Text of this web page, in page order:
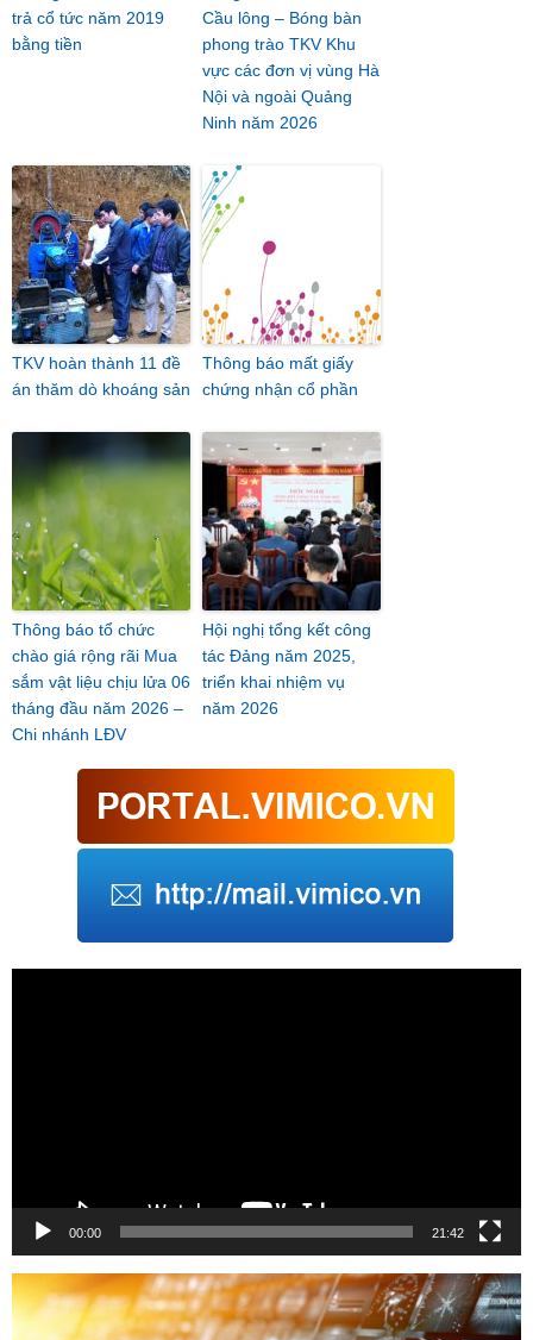
trả cổ tức năm 2019
bằng tiền
Cầu lông – Bóng bàn
phong trào TKV Khu
vực các đơn vị vùng Hà
Nội và ngoài Quảng
Ninh năm 2026
TKV hoàn thành 11 đề
án thăm dò khoáng sản
Thông báo mất giấy
chứng nhận cổ phần
Thông báo tổ chức
chào giá rộng rãi Mua
sắm vật liệu chịu lửa 06
tháng đầu năm 2026 –
Chi nhánh LĐV
Hội nghị tổng kết công
tác Đảng năm 2025,
triển khai nhiệm vụ
năm 2026
00:00 21:42